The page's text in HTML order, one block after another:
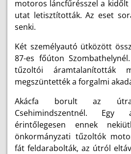
motoros láncfűrésszel a
utat letisztították. Az eset
senki.
Két személyautó ütközött
87-es főúton
tűzoltói áramtalanították
megszüntették a forgalmi
Akácfa borult az
Csehimindszentnél.
érintőlegesen ennek
önkormányzati tűzoltók
fát feldarabolták, az útról